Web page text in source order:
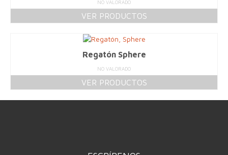
NO VALORADO
VER PRODUCTOS
Regatón Sphere
NO VALORADO
VER PRODUCTOS